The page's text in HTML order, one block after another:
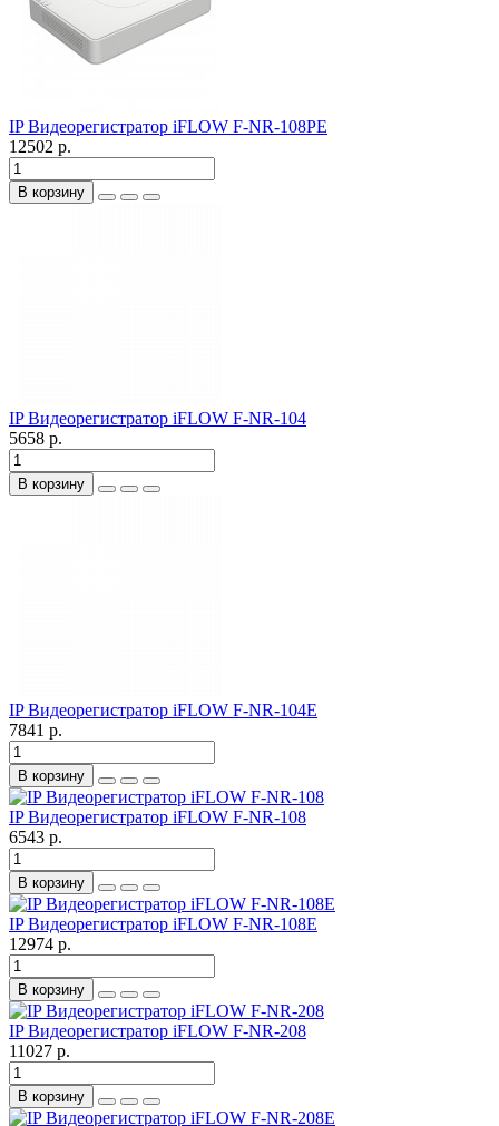
IP Видеорегистратор iFLOW F-NR-108PE
12502 р.
В корзину
IP Видеорегистратор iFLOW F-NR-104
5658 р.
В корзину
IP Видеорегистратор iFLOW F-NR-104E
7841 р.
В корзину
IP Видеорегистратор iFLOW F-NR-108
6543 р.
В корзину
IP Видеорегистратор iFLOW F-NR-108E
12974 р.
В корзину
IP Видеорегистратор iFLOW F-NR-208
11027 р.
В корзину